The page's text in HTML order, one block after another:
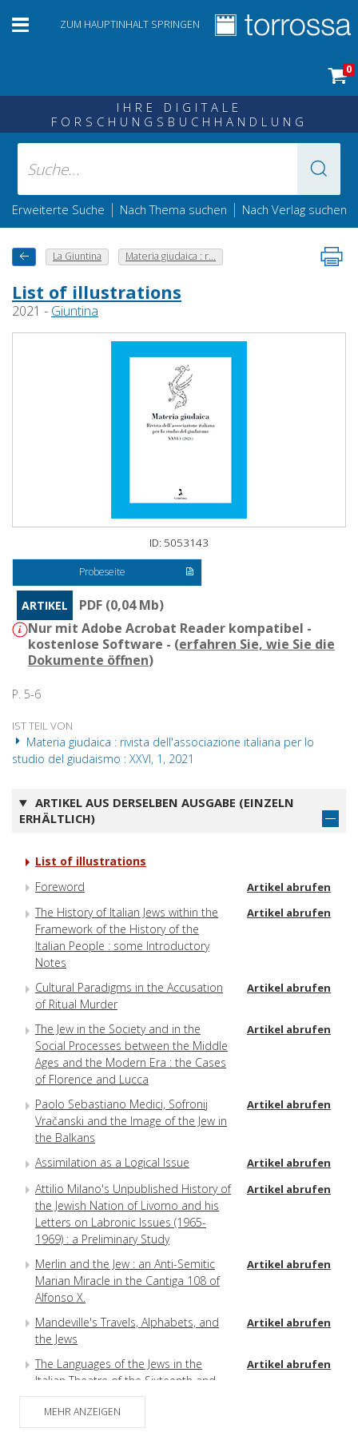
ZUM HAUPTINHALT SPRINGEN
0
IHRE DIGITALE
FORSCHUNGSBUCHHANDLUNG
Erweiterte Suche | Nach Thema suchen | Nach Verlag suchen
La Giuntina Materia giudaica : r...
List of illustrations
2021 - Giuntina
ID: 5053143
Probeseite
ARTIKEL
PDF (0,04 Mb)
Nur mit Adobe Acrobat Reader kompatibel -
kostenlose Software - (erfahren Sie, wie Sie die
Dokumente öffnen)
P. 5-6
IST TEIL VON
Materia giudaica : rivista dell'associazione italiana per lo
studio del giudaismo : XXVI, 1, 2021
ARTIKEL AUS DERSELBEN AUSGABE (EINZELN
ERHÄLTLICH)
List of illustrations
Foreword
Artikel abrufen
The History of Italian Jews within the
Framework of the History of the
Italian People : some Introductory
Notes
Artikel abrufen
Cultural Paradigms in the Accusation
of Ritual Murder
Artikel abrufen
The Jew in the Society and in the
Social Processes between the Middle
Ages and the Modern Era : the Cases
of Florence and Lucca
Artikel abrufen
Paolo Sebastiano Medici, Sofronij
Vračanski and the Image of the Jew in
the Balkans
Artikel abrufen
Assimilation as a Logical Issue Artikel abrufen
Attilio Milano's Unpublished History of
the Jewish Nation of Livorno and his
Letters on Labronic Issues (1965-
1969) : a Preliminary Study
Artikel abrufen
Merlin and the Jew : an Anti-Semitic
Marian Miracle in the Cantiga 108 of
Alfonso X.
Artikel abrufen
Mandeville's Travels, Alphabets, and
the Jews
Artikel abrufen
The Languages of the Jews in the
Italian Theatre of the Sixteenth and
Seventeenth Centuries : a Study of
Fifty Texts
Artikel abrufen
MEHR ANZEIGEN